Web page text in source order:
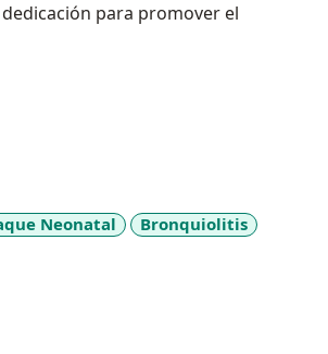
para promover el
Neonatal
Bronquiolitis